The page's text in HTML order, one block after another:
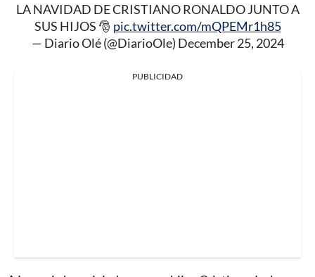
LA NAVIDAD DE CRISTIANO RONALDO JUNTO A
SUS HIJOS 🎅 pic.twitter.com/mQPEMr1h85
— Diario Olé (@DiarioOle) December 25, 2024
PUBLICIDAD